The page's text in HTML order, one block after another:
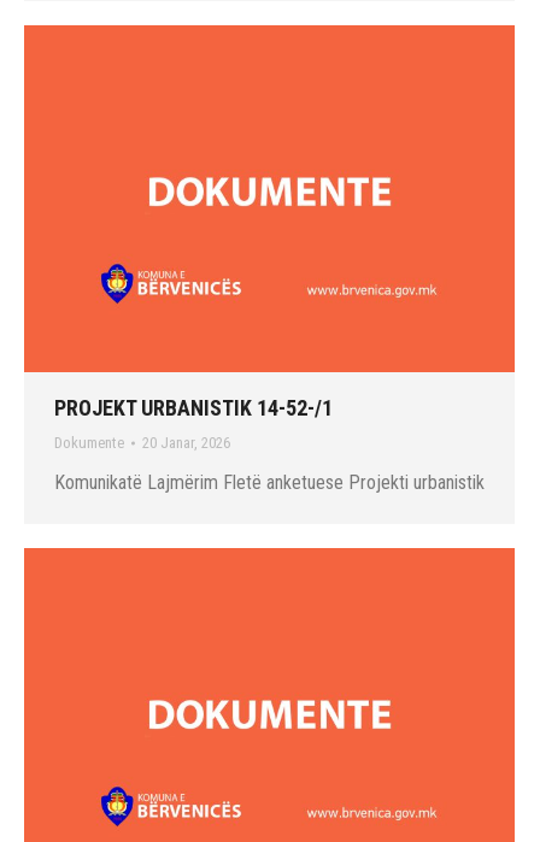
PROJEKT URBANISTIK 14-52-/1
Dokumente 20 Janar, 2026
Komunikatë Lajmërim Fletë anketuese Projekti urbanistik